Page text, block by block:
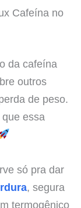
Cafeína no
da cafeína
outros
de peso.
essa
só pra dar
, segura
termogênico